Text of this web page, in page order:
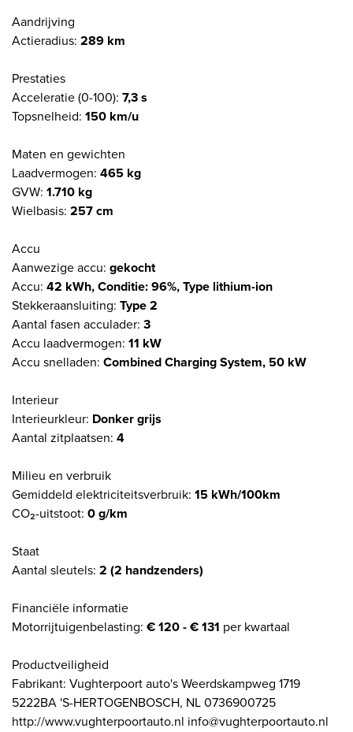
Aandrijving
Actieradius: 289 km
Prestaties
Acceleratie (0-100): 7,3 s
Topsnelheid: 150 km/u
Maten en gewichten
Laadvermogen: 465 kg
GVW: 1.710 kg
Wielbasis: 257 cm
Accu
Aanwezige accu: gekocht
Accu: 42 kWh, Conditie: 96%, Type lithium-ion
Stekkeraansluiting: Type 2
Aantal fasen acculader: 3
Accu laadvermogen: 11 kW
Accu snelladen: Combined Charging System, 50 kW
Interieur
Interieurkleur: Donker grijs
Aantal zitplaatsen: 4
Milieu en verbruik
Gemiddeld elektriciteitsverbruik: 15 kWh/100km
CO₂-uitstoot: 0 g/km
Staat
Aantal sleutels: 2 (2 handzenders)
Financiële informatie
Motorrijtuigenbelasting: € 120 - € 131 per kwartaal
Productveiligheid
Fabrikant: Vughterpoort auto's Weerdskampweg 1719
5222BA 'S-HERTOGENBOSCH, NL 0736900725
http://www.vughterpoortauto.nl info@vughterpoortauto.nl